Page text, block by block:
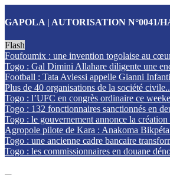
GAPOLA | AUTORISATION N°0041/
Flash
Foufoumix : une invention togolaise au
Togo : Gal Dimini Allahare diligente une
Football : Tata Avlessi appelle Gianni
Plus de 40 organisations de la société
Togo : l’UFC en congrès ordinaire ce
Togo : 132 fonctionnaires sanctionnés en
Togo : le gouvernement annonce la création
Agropole pilote de Kara : Anakoma
Togo : une ancienne cadre bancaire
Togo : les commissionnaires en douane